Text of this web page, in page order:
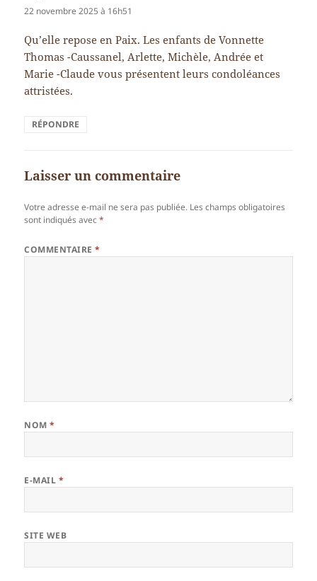
22 novembre 2025 à 16h51
Qu’elle repose en Paix. Les enfants de Vonnette
Thomas -Caussanel, Arlette, Michèle, Andrée et
Marie -Claude vous présentent leurs condoléances
attristées.
RÉPONDRE
Laisser un commentaire
Votre adresse e-mail ne sera pas publiée. Les champs obligatoires
sont indiqués avec*
COMMENTAIRE*
NOM*
E-MAIL *
SITE WEB